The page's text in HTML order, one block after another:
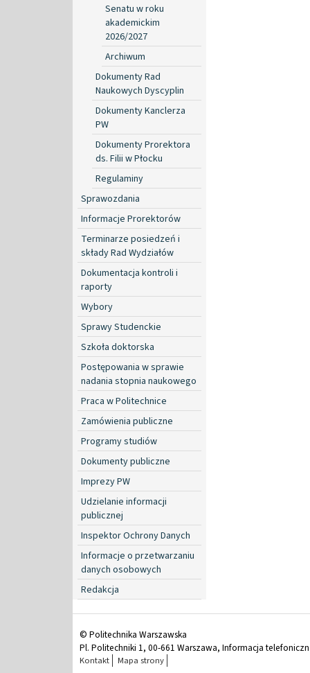
Senatu w roku
akademickim
2026/2027
Archiwum
Dokumenty Rad
Naukowych Dyscyplin
Dokumenty Kanclerza
PW
Dokumenty Prorektora
ds. Filii w Płocku
Regulaminy
Sprawozdania
Informacje Prorektorów
Terminarze posiedzeń i
składy Rad Wydziałów
Dokumentacja kontroli i
raporty
Wybory
Sprawy Studenckie
Szkoła doktorska
Postępowania w sprawie
nadania stopnia naukowego
Praca w Politechnice
Zamówienia publiczne
Programy studiów
Dokumenty publiczne
Imprezy PW
Udzielanie informacji
publicznej
Inspektor Ochrony Danych
Informacje o przetwarzaniu
danych osobowych
Redakcja
© Politechnika Warszawska
Pl. Politechniki 1, 00-661 Warszawa, Informacja
Kontakt Mapa strony